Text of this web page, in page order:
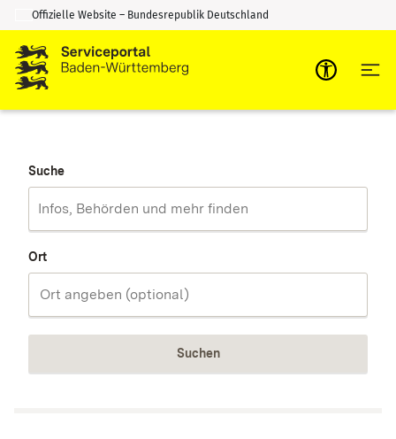
Zum Inhalt springen
Zur Suche springen
Offizielle Website – Bundesrepublik Deutschland
Suche
Ort
Suchen